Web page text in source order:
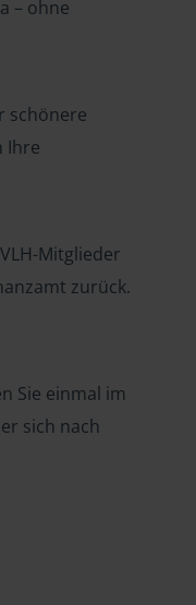
– ohne
schönere
Ihre
Mitglieder
zurück.
Sie einmal im
sich nach